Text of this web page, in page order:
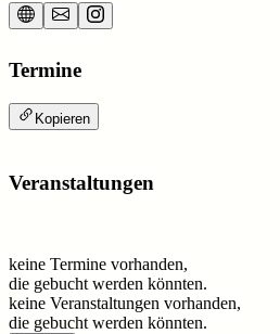
Termine
Kopieren
Veranstaltungen
keine Termine vorhanden,
die gebucht werden könnten.
keine Veranstaltungen vorhanden,
die gebucht werden könnten.